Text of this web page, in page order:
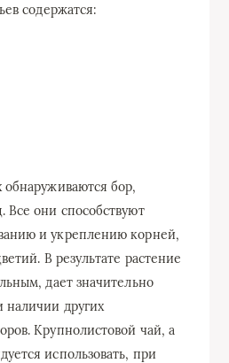
содержатся:
обнаруживаются бор,
они способствуют
и укреплению корней,
В результате растение
дает значительно
других
Крупнолистовой чай, а
использовать, при